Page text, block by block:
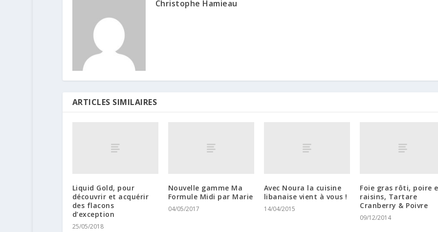
Christophe Hamieau
ARTICLES SIMILAIRES
Liquid Gold, pour
découvrir et acquérir
des flacons
d’exception
25/05/2018
Nouvelle gamme Ma
Formule Midi par Marie
04/05/2017
Avec Noura la cuisine
libanaise vient à vous !
14/04/2015
Foie gras rôti, poire
raisins, Tartare
Cranberry & Poivre
09/12/2014